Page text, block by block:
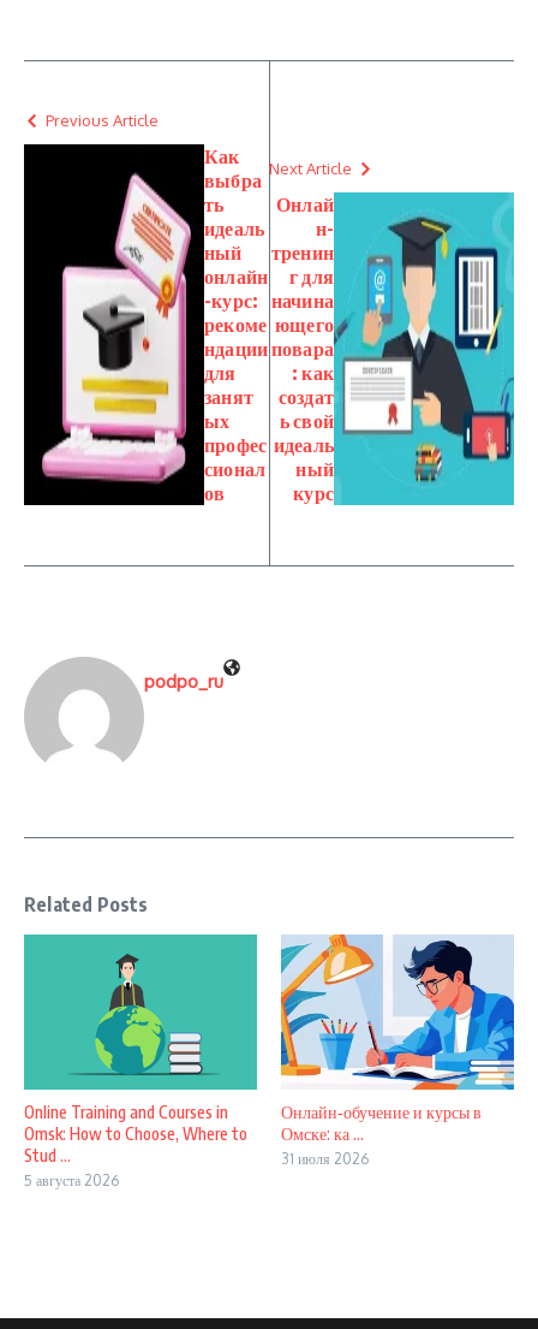
Previous Article
Как
выбра
ть
идеаль
ный
онлайн
-курс:
рекоме
ндации
для
занят
ых
профес
сионал
ов
Next Article
Онлай
н-
тренин
г для
начина
ющего
повара
: как
создат
ь свой
идеаль
ный
курс
podpo_ru
Related Posts
Online Training and Courses in
Omsk: How to Choose, Where to
Stud ...
5 августа 2026
Онлайн‑обучение и курсы в
Омске: ка ...
31 июля 2026